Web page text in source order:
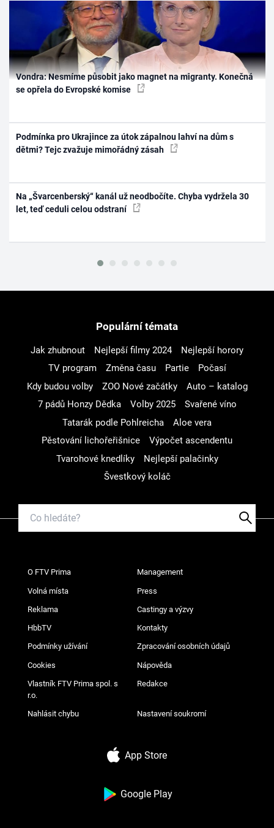
Vondra: Nesmíme působit jako magnet na migranty. Konečná
se opřela do Evropské komise
Podmínka pro Ukrajince za útok zápalnou lahví na dům s
dětmi? Tejc zvažuje mimořádný zásah
Na „Švarcenberský“ kanál už neodbočíte. Chyba vydržela 30
let, teď ceduli celou odstraní
Populární témata
Jak zhubnout Nejlepší filmy 2024
Nejlepší horory
TV program
Změna času Partie
Počasí
Kdy budou volby
ZOO Nové začátky
Auto – katalog
7 pádů Honzy Dědka
Volby 2025
Svařené víno
Tatarák podle Pohlreicha
Aloe vera
Pěstování lichořeřišnice
Výpočet ascendentu
Tvarohové knedlíky
Nejlepší palačinky
Švestkový koláč
O FTV Prima Management
Volná místa Press
Reklama Castingy a výzvy
HbbTV Kontakty
Podmínky užívání Zpracování osobních údajů
Cookies Nápověda
Vlastník FTV Prima spol. s
r.o.
Redakce
Nahlásit chybu Nastavení soukromí
App Store
Google Play